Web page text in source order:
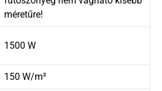
méretűre!
1500 W
150 W/m²